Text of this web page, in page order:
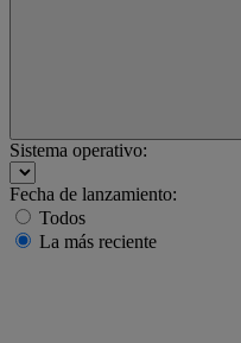
Sistema operativo:
Fecha de lanzamiento:
Todos
La más reciente